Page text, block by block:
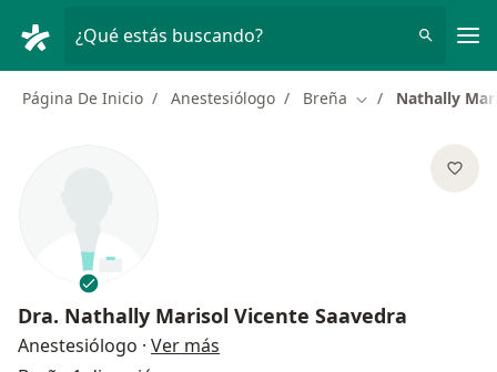
¿Qué estás buscando?
Página De Inicio Anestesiólogo Breña Cambiar de ciudad
Nathally
Dra. Nathally Marisol Vicente Saavedra
Anestesiólogo · Ver más